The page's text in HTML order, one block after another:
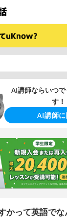
AI講師ならいつ
す！
AI講師に
かって英語でな